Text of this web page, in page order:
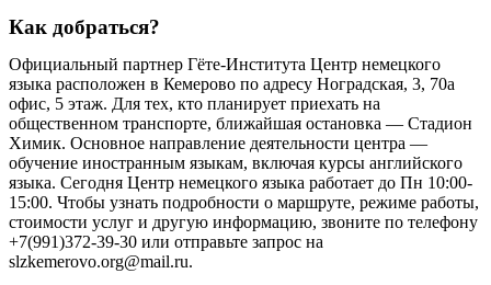
Как добраться?
Официальный партнер Гёте-Института Центр немецкого
языка расположен в Кемерово по адресу Ноградская, 3, 70а
офис, 5 этаж. Для тех, кто планирует приехать на
общественном транспорте, ближайшая остановка — Стадион
Химик. Основное направление деятельности центра —
обучение иностранным языкам, включая курсы английского
языка. Сегодня Центр немецкого языка работает до Пн 10:00-
15:00. Чтобы узнать подробности о маршруте, режиме работы,
стоимости услуг и другую информацию, звоните по телефону
+7(991)372-39-30 или отправьте запрос на
slzkemerovo.org@mail.ru.